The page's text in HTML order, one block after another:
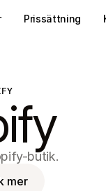
butik.
mer
Prissättning